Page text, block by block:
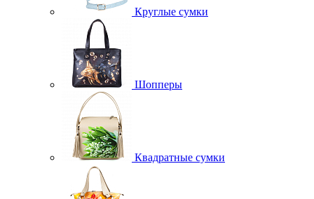
Круглые сумки
Шопперы
Квадратные сумки